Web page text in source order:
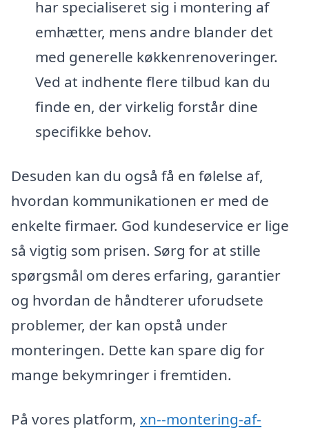
har specialiseret sig i montering af
emhætter, mens andre blander det
med generelle køkkenrenoveringer.
Ved at indhente flere tilbud kan du
finde en, der virkelig forstår dine
specifikke behov.
Desuden kan du også få en følelse af,
hvordan kommunikationen er med de
enkelte firmaer. God kundeservice er lige
så vigtig som prisen. Sørg for at stille
spørgsmål om deres erfaring, garantier
og hvordan de håndterer uforudsete
problemer, der kan opstå under
monteringen. Dette kan spare dig for
mange bekymringer i fremtiden.
På vores platform, xn--montering-af-